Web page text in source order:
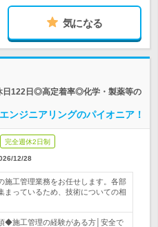
気になる
日122日◎高定着率◎化学・製薬等の
ンジニアリングのパイオニア！
完全週休2日制
12/28
工管理業務をお任せします。各部
まっているため、技術についての相
施工管理の経験がある方│安全で